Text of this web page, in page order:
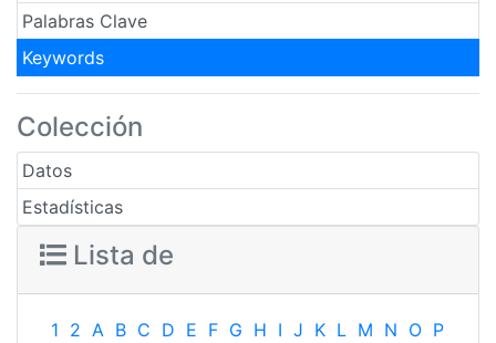
Palabras Clave
Keywords
Colección
Datos
Estadísticas
Lista de
1 2 A B C D E F G H I J K L M N O P